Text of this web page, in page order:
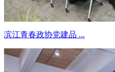
滨江青春政协党建品 ...